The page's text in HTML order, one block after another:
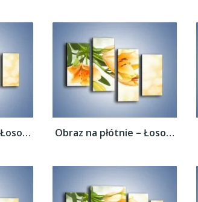
Obraz na płótnie – Łososiowe pachnące... Obraz na płótnie – Łososiowe pachnące...